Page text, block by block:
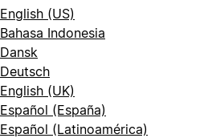
English (US)
Bahasa Indonesia
Dansk
Deutsch
English (UK)
Español (España)
Español (Latinoamérica)